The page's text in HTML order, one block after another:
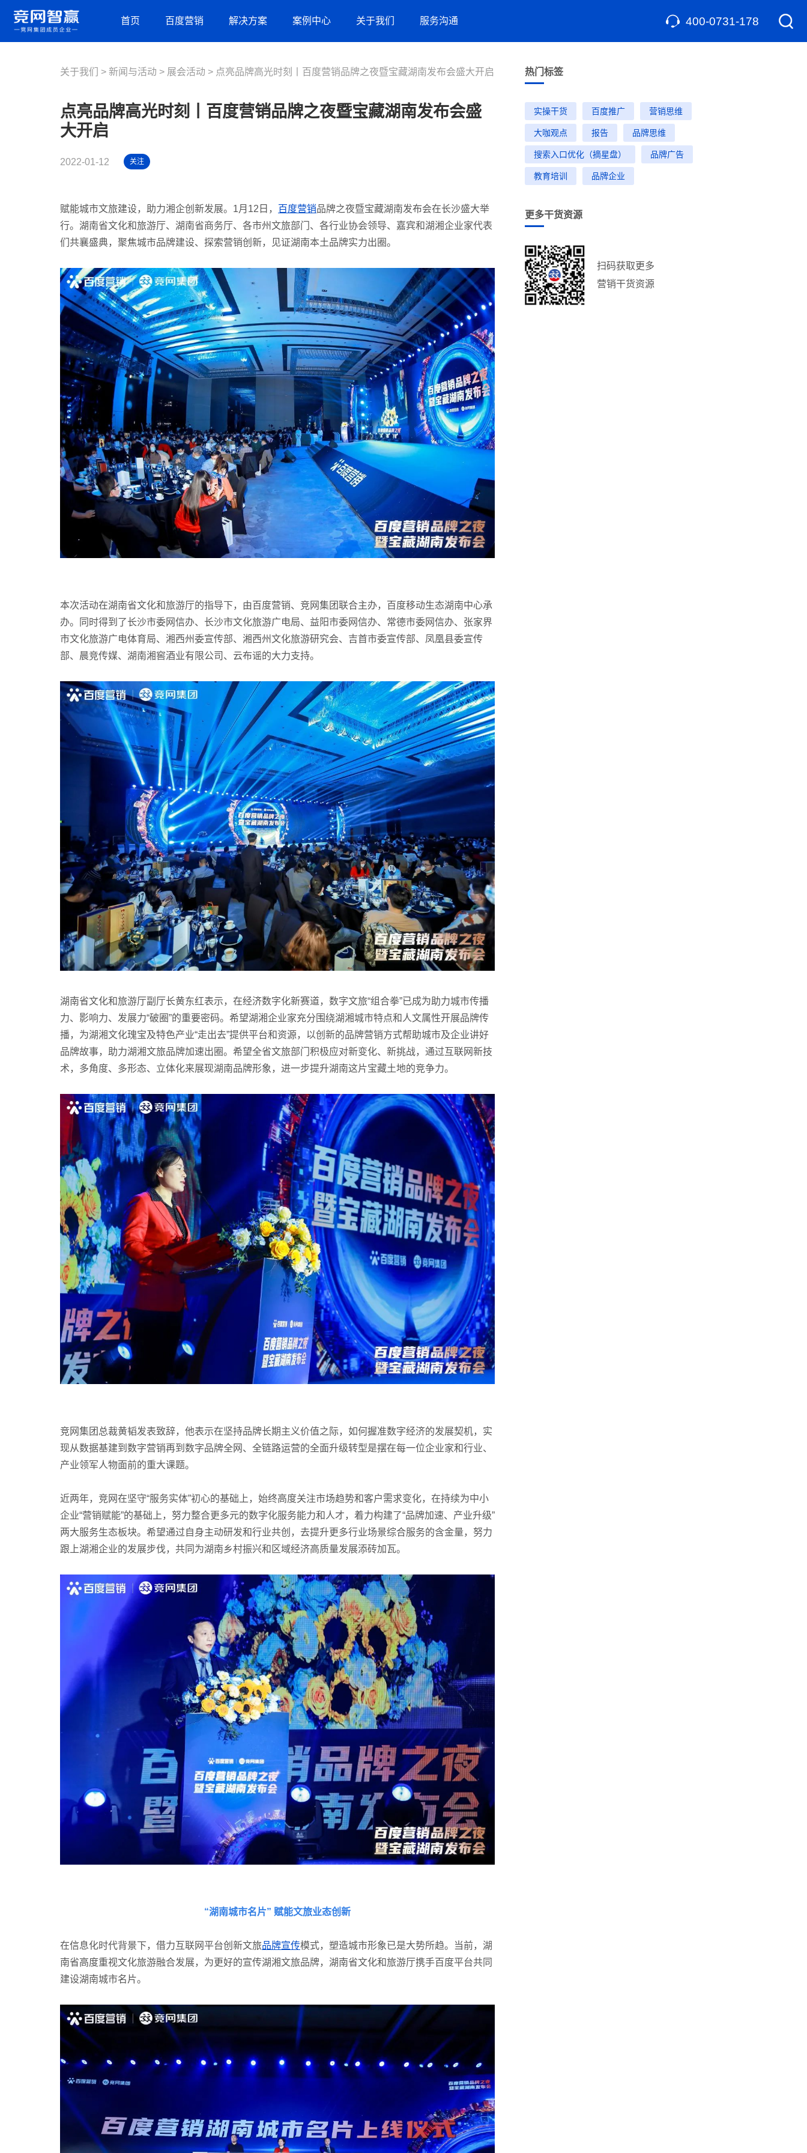
首页 百度营销
营销资源
百度品牌广告
百度爱采购
百度统计
解决方案
品牌建设解决方案
抖音蓝V内容营销
盲盒营销
行业解决方案
教育培训
招商加盟
智慧文旅
她经济
房产供应链营销
汽车内容营销
案例中心
服务案例
营销洞察
关于我们
竞网智赢
新闻与活动
服务沟通
服务指引
联系方式
400-0731-178
关于我们 新闻与活动 展会活动 点亮品牌高光时刻丨百度营销品牌之夜暨宝藏湖南发布会盛大开启
点亮品牌高光时刻丨百度营销品牌之夜暨宝藏湖南发布会盛
大开启
2022-01-12 关注
赋能城市文旅建设，助力湘企创新发展。1月12日， 百度营销品牌之夜暨宝藏湖南发布会在长沙盛大举
行。湖南省文化和旅游厅、湖南省商务厅、各市州文旅部门、各行业协会领导、嘉宾和湖湘企业家代表
们共襄盛典，聚焦城市品牌建设、探索营销创新，见证湖南本土品牌实力出圈。
本次活动在湖南省文化和旅游厅的指导下，由百度营销、竞网集团联合主办，百度移动生态湖南中心承
办。同时得到了长沙市委网信办、长沙市文化旅游广电局、益阳市委网信办、常德市委网信办、张家界
市文化旅游广电体育局、湘西州委宣传部、湘西州文化旅游研究会、吉首市委宣传部、凤凰县委宣传
部、晨竞传媒、湖南湘窖酒业有限公司、云布谣的大力支持。
湖南省文化和旅游厅副厅长黄东红表示，在经济数字化新赛道，数字文旅“组合拳”已成为助力城市传播
力、影响力、发展力“破圈”的重要密码。希望湖湘企业家充分围绕湖湘城市特点和人文属性开展品牌传
播，为湖湘文化瑰宝及特色产业“走出去”提供平台和资源，以创新的品牌营销方式帮助城市及企业讲好
品牌故事，助力湖湘文旅品牌加速出圈。希望全省文旅部门积极应对新变化、新挑战，通过互联网新技
术，多角度、多形态、立体化来展现湖南品牌形象，进一步提升湖南这片宝藏土地的竞争力。
竞网集团总裁黄韬发表致辞，他表示在坚持品牌长期主义价值之际，如何握准数字经济的发展契机，实
现从数据基建到数字营销再到数字品牌全网、全链路运营的全面升级转型是摆在每一位企业家和行业、
产业领军人物面前的重大课题。
近两年，竞网在坚守“服务实体”初心的基础上，始终高度关注市场趋势和客户需求变化，在持续为中小
企业“营销赋能”的基础上，努力整合更多元的数字化服务能力和人才，着力构建了“品牌加速、产业升级”
两大服务生态板块。希望通过自身主动研发和行业共创，去提升更多行业场景综合服务的含金量，努力
跟上湖湘企业的发展步伐，共同为湖南乡村振兴和区域经济高质量发展添砖加瓦。
“湖南城市名片” 赋能文旅业态创新
在信息化时代背景下，借力互联网平台创新文旅品牌宣传模式，塑造城市形象已是大势所趋。当前，湖
南省高度重视文化旅游融合发展，为更好的宣传湖湘文旅品牌，湖南省文化和旅游厅携手百度平台共同
建设湖南城市名片。
热门标签
实操干货 百度推广 营销思维
大咖观点 报告 品牌思维
搜索入口优化（摘星盘） 品牌广告
教育培训 品牌企业
更多干货资源
扫码获取更多
营销干货资源